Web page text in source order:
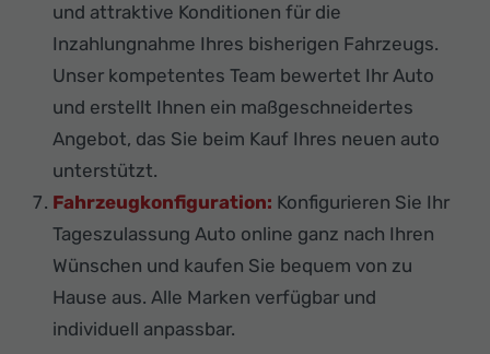
und attraktive Konditionen für die
Inzahlungnahme Ihres bisherigen Fahrzeugs.
Unser kompetentes Team bewertet Ihr Auto
und erstellt Ihnen ein maßgeschneidertes
Angebot, das Sie beim Kauf Ihres neuen auto
unterstützt.
Fahrzeugkonfiguration: Konfigurieren Sie Ihr
Tageszulassung Auto online ganz nach Ihren
Wünschen und kaufen Sie bequem von zu
Hause aus. Alle Marken verfügbar und
individuell anpassbar.